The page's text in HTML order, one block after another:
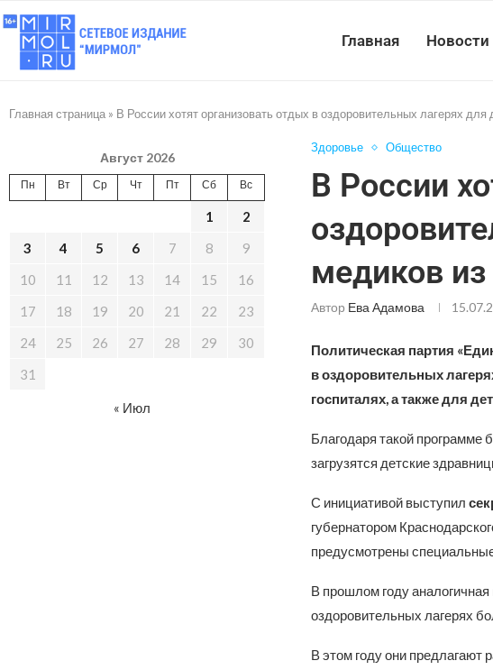
Главная Новости
Главная страница » В России хотят организовать отдых в оздоровительных лагерях для
Здоровье Общество
В России
медиков
Автор Ева Адамова
Политическая партия
в оздоровительных
госпиталях, а также для
Благодаря такой программе
загрузятся детские
С инициативой выступил
губернатором
предусмотрены
В прошлом году
оздоровительных лагерях
В этом году они предлагают
Август 2026
Пн Вт Ср Чт Пт Сб Вс
1
2
3
4 5 6 7 8
9
10
11 12 13 14 15
16
17
18 19 20 21 22
23
24
25 26 27 28 29
30
31
« Июл